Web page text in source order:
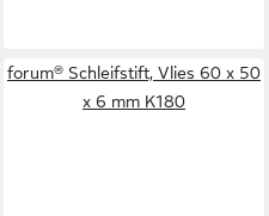
forum® Schleifstift, Vlies 60 x 50
x 6 mm K180